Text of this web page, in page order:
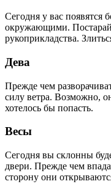
Сегодня у вас
окружающими.
рукоприкладства.
Дева
Прежде чем
силу ветра. Возможно,
хотелось бы попасть.
Весы
Сегодня вы склонны
двери. Прежде чем
сторону они